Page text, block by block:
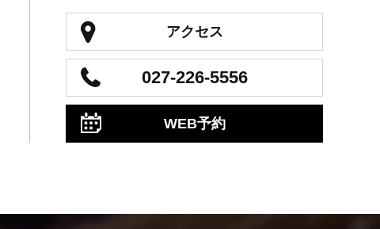
アクセス
027-226-5556
WEB予約